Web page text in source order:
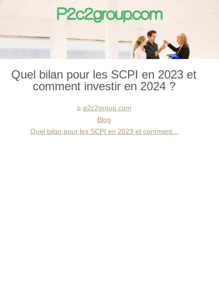
Quel bilan pour les SCPI en 2023 et
comment investir en 2024 ?
p2c2group.com
Blog
Quel bilan pour les SCPI en 2023 et comment...